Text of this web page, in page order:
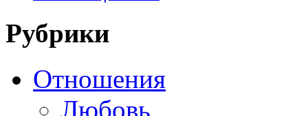
Рубрики
Отношения
Любовь